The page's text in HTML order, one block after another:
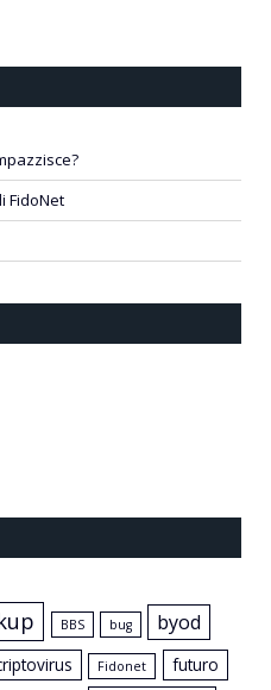
FidoNet
BBS bug byod
Fidonet futuro